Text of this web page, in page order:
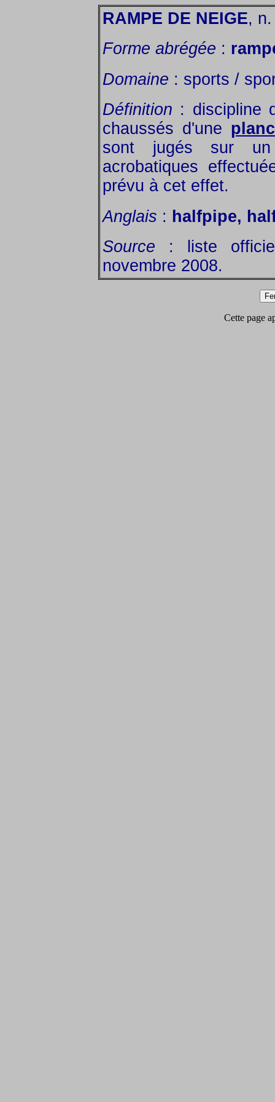
RAMPE DE NEIGE,
Forme abrégée :
Domaine : sports /
Définition : discipline
chaussés d'une
sont jugés sur un
acrobatiques
prévu à cet effet.
Anglais : halfpipe,
Source : liste
novembre 2008.
Cette page